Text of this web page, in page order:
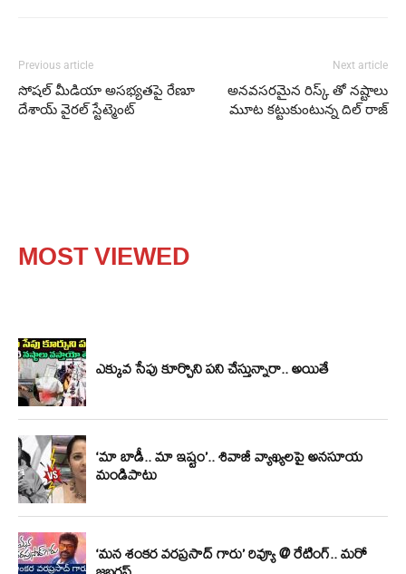
Previous article
సోషల్ మీడియా అసభ్యతపై రేణూ
దేశాయ్ వైరల్ స్టేట్మెంట్
Next article
అనవసరమైన రిస్క్ తో నష్టాలు
మూట కట్టుకుంటున్న దిల్ రాజ్
MOST VIEWED